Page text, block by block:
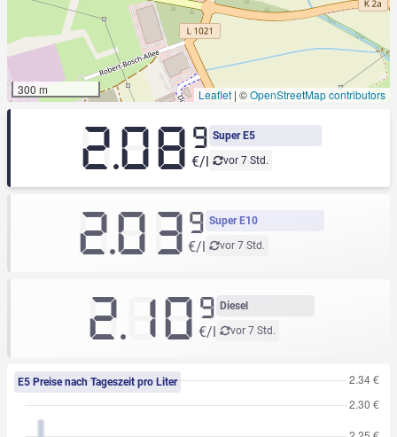
300 m Leaflet | ©OpenStreetMap contributors
Super E5
vor 7 Std.
2.08 9
€/l
Super E10
vor 7 Std.
2.039
€/l
Diesel
vor 7 Std.
2.10 9
€/l
E5 Preise nach Tageszeit pro Liter